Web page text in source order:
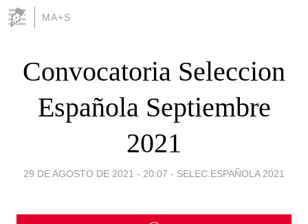
MA+S
Convocatoria Seleccion
Española Septiembre
2021
29 DE AGOSTO DE 2021 - 20:07 - SELEC.ESPAÑOLA 2021